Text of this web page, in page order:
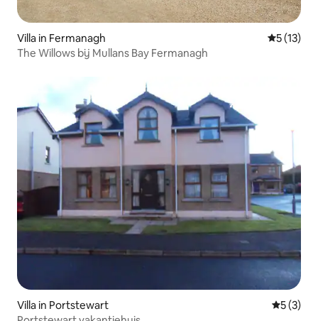
Villa in Fermanagh
5 (13)
The Willows bij Mullans Bay Fermanagh
Villa in Portstewart
5 (3)